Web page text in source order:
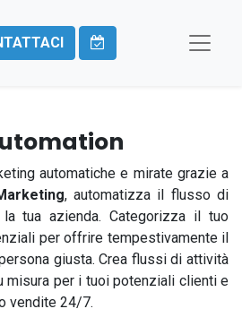
automatiche e mirate grazie a
, automatizza il flusso di
tua azienda. Categorizza il tuo
per offrire tempestivamente il
giusta. Crea flussi di attività
misura per i tuoi potenziali clienti e
vendite 24/7.